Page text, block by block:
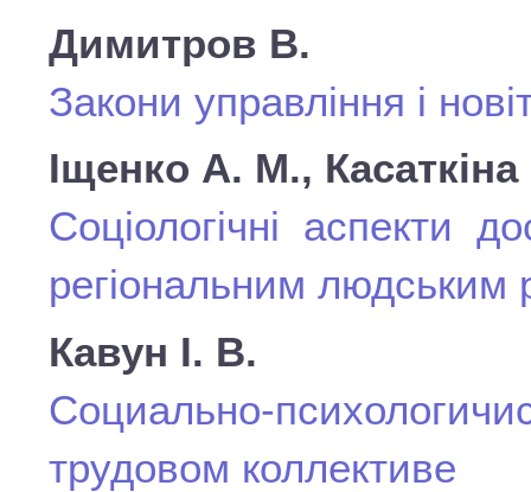
Димитров В.
Закони управління і
Іщенко А. М.,
Соціологічні аспекти
регіональним людським
Кавун І. В.
Социально-
трудовом коллективе